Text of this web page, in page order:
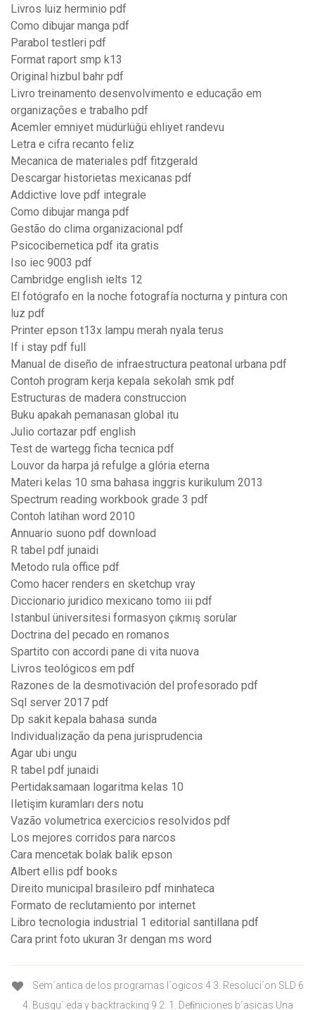
Livros luiz herminio pdf
Como dibujar manga pdf
Parabol testleri pdf
Format raport smp k13
Original hizbul bahr pdf
Livro treinamento desenvolvimento e educação em
organizações e trabalho pdf
Acemler emniyet müdürlüğü ehliyet randevu
Letra e cifra recanto feliz
Mecanica de materiales pdf fitzgerald
Descargar historietas mexicanas pdf
Addictive love pdf integrale
Como dibujar manga pdf
Gestão do clima organizacional pdf
Psicocibernetica pdf ita gratis
Iso iec 9003 pdf
Cambridge english ielts 12
El fotógrafo en la noche fotografía nocturna y pintura con
luz pdf
Printer epson t13x lampu merah nyala terus
If i stay pdf full
Manual de diseño de infraestructura peatonal urbana pdf
Contoh program kerja kepala sekolah smk pdf
Estructuras de madera construccion
Buku apakah pemanasan global itu
Julio cortazar pdf english
Test de wartegg ficha tecnica pdf
Louvor da harpa já refulge a glória eterna
Materi kelas 10 sma bahasa inggris kurikulum 2013
Spectrum reading workbook grade 3 pdf
Contoh latihan word 2010
Annuario suono pdf download
R tabel pdf junaidi
Metodo rula office pdf
Como hacer renders en sketchup vray
Diccionario juridico mexicano tomo iii pdf
Istanbul üniversitesi formasyon çıkmış sorular
Doctrina del pecado en romanos
Spartito con accordi pane di vita nuova
Livros teológicos em pdf
Razones de la desmotivación del profesorado pdf
Sql server 2017 pdf
Dp sakit kepala bahasa sunda
Individualização da pena jurisprudencia
Agar ubi ungu
R tabel pdf junaidi
Pertidaksamaan logaritma kelas 10
Iletişim kuramları ders notu
Vazão volumetrica exercicios resolvidos pdf
Los mejores corridos para narcos
Cara mencetak bolak balik epson
Albert ellis pdf books
Direito municipal brasileiro pdf minhateca
Formato de reclutamiento por internet
Libro tecnologia industrial 1 editorial santillana pdf
Cara print foto ukuran 3r dengan ms word
Sem´antica de los programas l´ogicos 4 3. Resoluci´on SLD 6
4. Busqu´ eda y backtracking 9 2. 1. Deﬁniciones b´asicas Una